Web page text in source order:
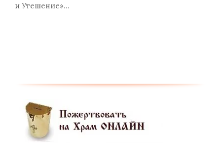
и Утешение»…